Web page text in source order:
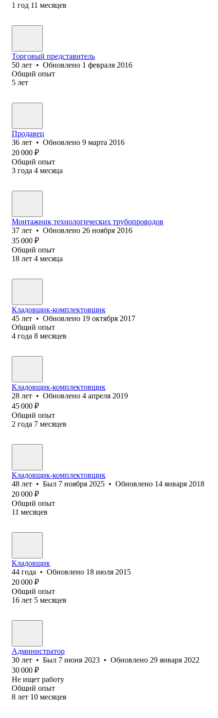
1 год 11 месяцев
Торговый представитель
50 лет • Обновлено 1 февраля 2016
Общий опыт
5 лет
Продавец
36 лет • Обновлено 9 марта 2016
20 000 ₽
Общий опыт
3 года 4 месяца
Монтажник технологических трубопроводов
37 лет • Обновлено 26 ноября 2016
35 000 ₽
Общий опыт
18 лет 4 месяца
Кладовщик-комплектовщик
45 лет • Обновлено 19 октября 2017
Общий опыт
4 года 8 месяцев
Кладовщик-комплектовщик
28 лет • Обновлено 4 апреля 2019
45 000 ₽
Общий опыт
2 года 7 месяцев
Кладовщик-комплектовщик
48 лет • Был 7 ноября 2025 • Обновлено 14 января 2018
20 000 ₽
Общий опыт
11 месяцев
Кладовщик
44 года • Обновлено 18 июля 2015
20 000 ₽
Общий опыт
16 лет 5 месяцев
Администратор
30 лет • Был 7 июня 2023 • Обновлено 29 января 2022
30 000 ₽
Не ищет работу
Общий опыт
8 лет 10 месяцев